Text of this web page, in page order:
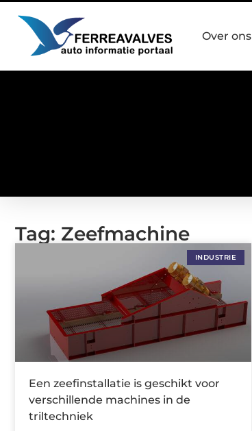
Over ons
Tag: Zeefmachine
INDUSTRIE
Een zeefinstallatie is geschikt voor
verschillende machines in de
triltechniek